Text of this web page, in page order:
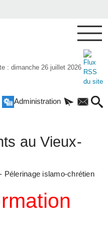
: dimanche 26 juillet 2026
Administration
au Vieux-
Pélerinage islamo-chrétien